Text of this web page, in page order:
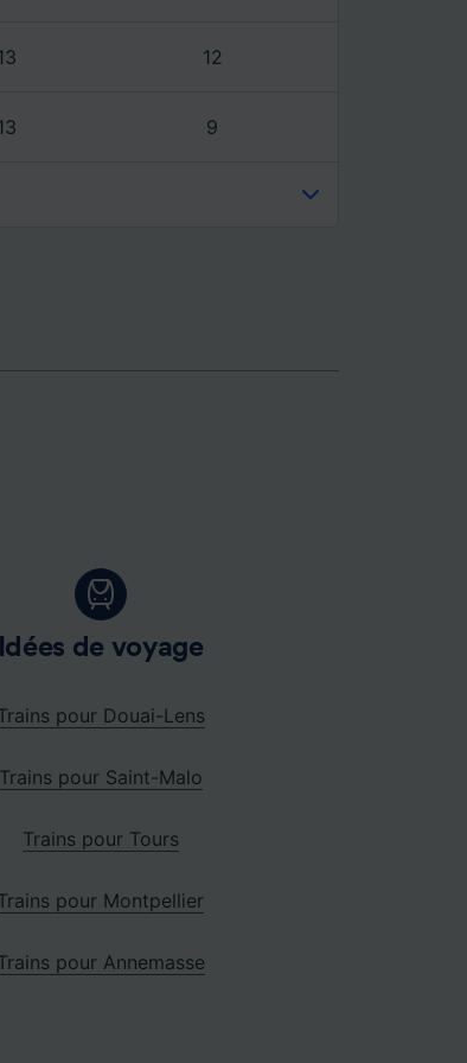
12
9
Idées de voyage
pour Douai-Lens
Trains pour Saint-Malo
Trains pour Tours
pour Montpellier
pour Annemasse